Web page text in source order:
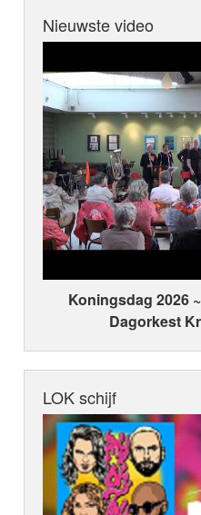
Nieuwste video
Koningsdag 2026
Dagorkest
LOK schijf